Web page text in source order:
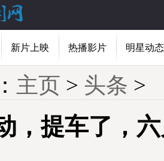
新片上映 热播影片 明星动态
主页 > 头条 >
，提车了，